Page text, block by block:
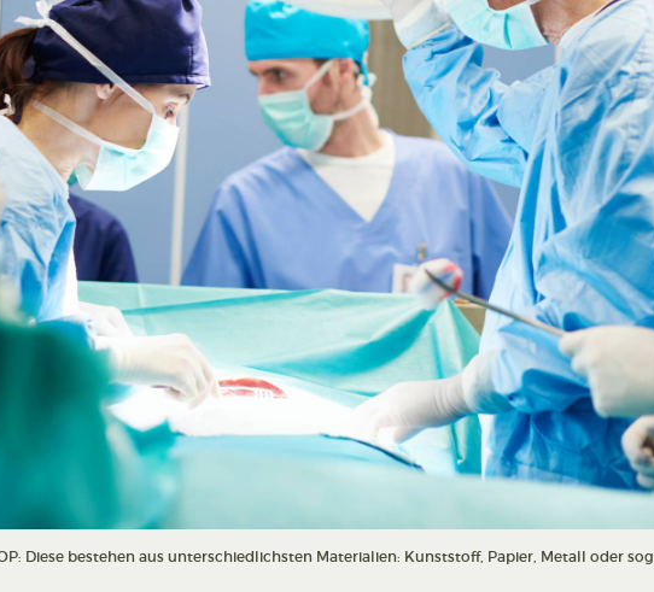
Diese bestehen aus unterschiedlichsten Materialien: Kunststoff, Papier, Metall oder